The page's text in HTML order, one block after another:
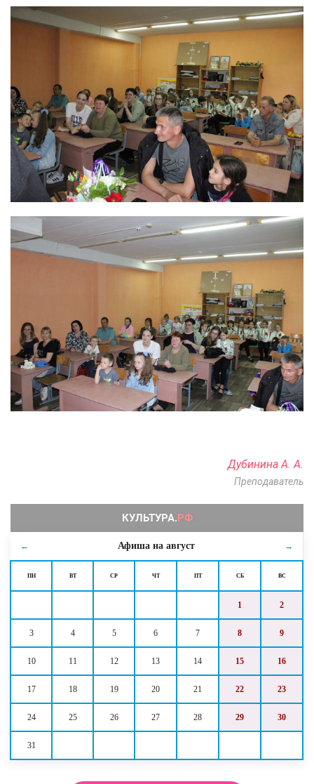
← Афиша на август →
ПН ВТ СР ЧТ ПТ СБ ВС
1 2
3 4 5 6 7 8 9
10 11 12 13 14 15 16
17 18 19 20 21 22 23
24 25 26 27 28 29 30
31
Дубинина А. А.
Преподаватель